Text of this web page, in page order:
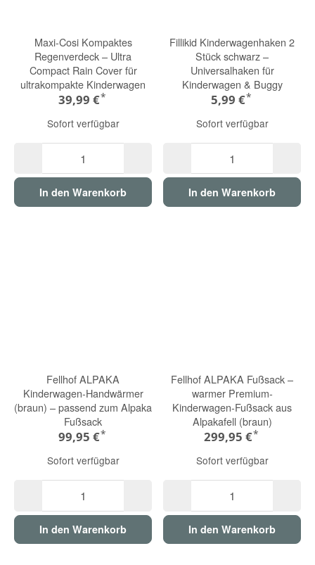
Maxi-Cosi Kompaktes
Regenverdeck – Ultra
Compact Rain Cover für
ultrakompakte Kinderwagen
39,99 €*
Sofort verfügbar
In den Warenkorb
Fillikid Kinderwagenhaken 2
Stück schwarz –
Universalhaken für
Kinderwagen & Buggy
5,99 €*
Sofort verfügbar
In den Warenkorb
Fellhof ALPAKA
Kinderwagen-Handwärmer
(braun) – passend zum Alpaka
Fußsack
99,95 €*
Sofort verfügbar
In den Warenkorb
Fellhof ALPAKA Fußsack –
warmer Premium-
Kinderwagen-Fußsack aus
Alpakafell (braun)
299,95 €*
Sofort verfügbar
In den Warenkorb